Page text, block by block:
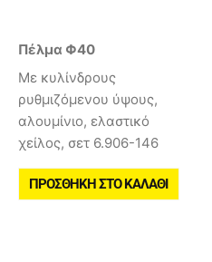
Πέλμα Φ40
Με κυλίνδρους
ρυθμιζόμενου ύψους,
αλουμίνιο, ελαστικό
χείλος, σετ 6.906-146
ΠΡΟΣΘΉΚΗ ΣΤΟ ΚΑΛΆΘΙ